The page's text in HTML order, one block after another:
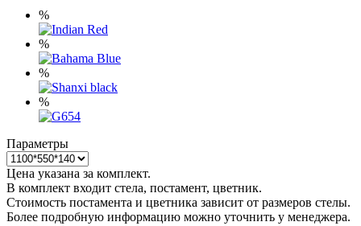
%
%
%
%
Параметры
Цена указана за комплект.
В комплект входит стела, постамент, цветник.
Стоимость постамента и цветника зависит от размеров стелы.
Более подробную информацию можно уточнить у менеджера.